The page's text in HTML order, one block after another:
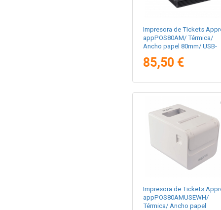
Impresora de Tickets
appPOS80AM/ Térmica/
Ancho papel 80mm/ USB-
85,50 €
Impresora de Tickets
appPOS80AMUSEWH/
Térmica/ Ancho papel